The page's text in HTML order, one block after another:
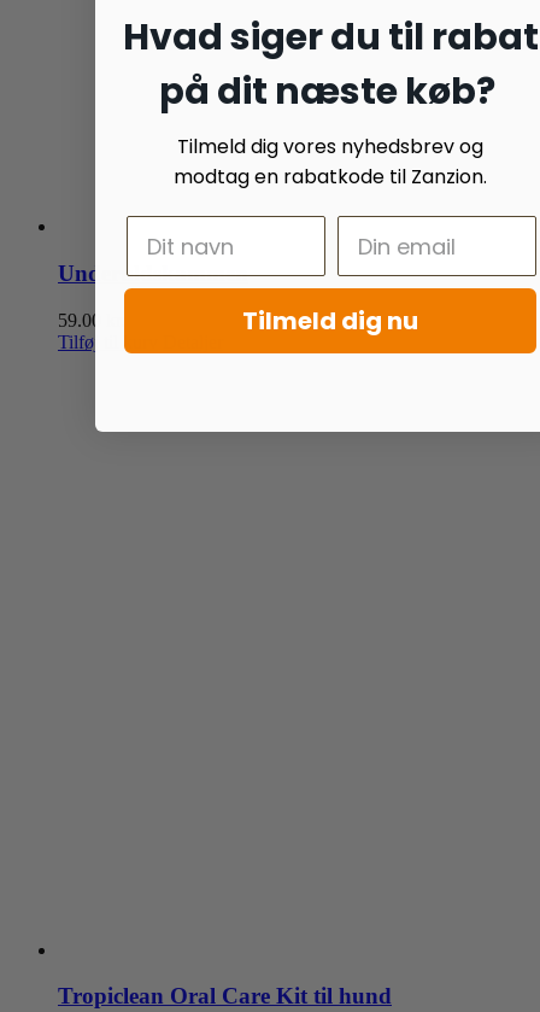
Underuldskammen
59.00
Tilføj til kurv
Tropiclean Oral Care Kit til hund
Hvad siger du til rabat
på dit næste køb?
Tilmeld dig vores nyhedsbrev og
modtag en rabatkode til Zanzion.
Tilmeld dig nu